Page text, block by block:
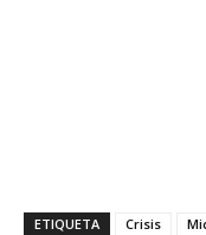
ETIQUETA Crisis